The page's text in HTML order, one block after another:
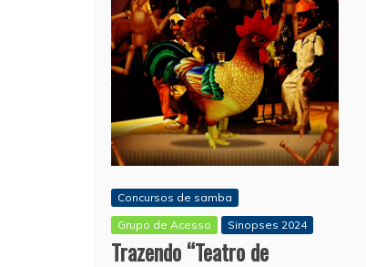
Concursos de samba
Grupo de Acesso
Sinopses 2024
Trazendo “Teatro de